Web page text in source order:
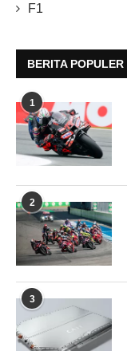
F1
BERITA POPULER
1
2
3